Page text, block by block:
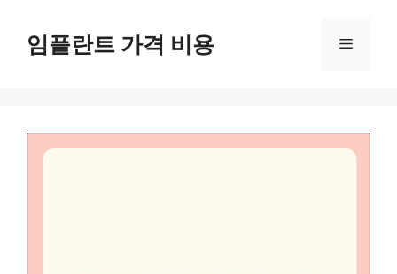
content임플란트 가격 비용 Menu